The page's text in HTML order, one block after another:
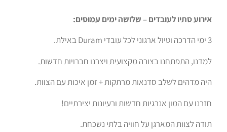
אירוע סתיו לעובדים – שלושה ימים עמוסים:
3 ימי הדרכה וטיול ארגוני לכל עובדי Duram באילת.
למדנו, התפתחנו בצורה מקצועית ויצרנו חברויות חדשות.
היה מדהים לשלב סדנאות מרתקות + זמן איכות עם הצוות.
חזרנו עם המון אנרגיות חדשות ורעיונות יצירתיים!
תודה לצוות המארגן על חוויה בלתי נשכחת.